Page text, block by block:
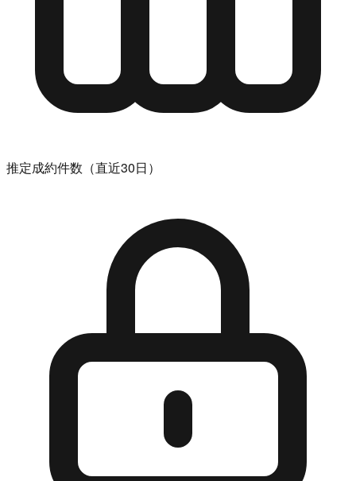
推定成約件数（直近30日）